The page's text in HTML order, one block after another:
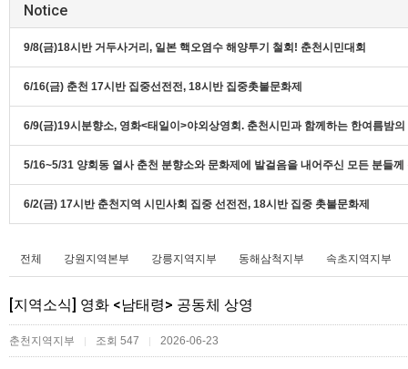
Notice
9/8(금)18시반 거두사거리, 일본 핵오염수 해양투기 철회! 춘천시민대회
6/16(금) 춘천 17시반 집중선전전, 18시반 집중촛불문화제
6/9(금)19시분향소, 영화<태일이>야외상영회. 춘천시민과 함께하는 한여름밤의
5/16~5/31 양회동 열사 춘천 분향소와 문화제에 발걸음을 내어주신 모든 분들
6/2(금) 17시반 춘천지역 시민사회 집중 선전전, 18시반 집중 촛불문화제
전체 강원지역본부 강릉지역지부 동해삼척지부 속초지역지부
[지역소식] 영화 <남태령> 공동체 상영
춘천지역지부 | 조회 547 | 2026-06-23